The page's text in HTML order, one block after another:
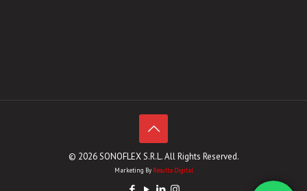
© 2026 SONOFLEX S.R.L. All Rights Reserved.
Marketing By Resulta Digital